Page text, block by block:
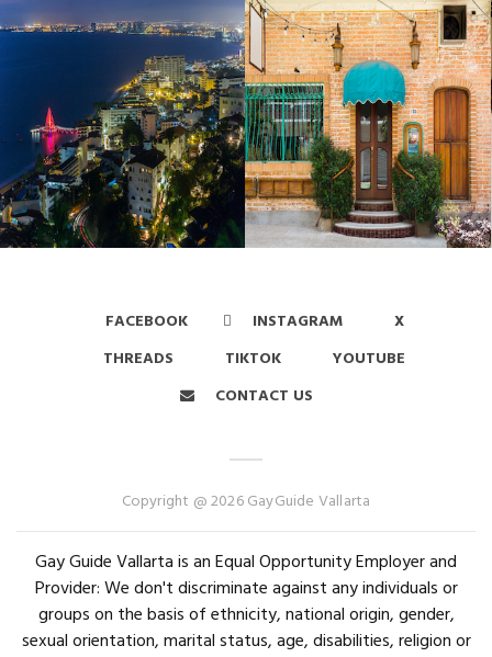
FACEBOOK INSTAGRAM
X
THREADS
TIKTOK
YOUTUBE
CONTACT US
Copyright @ 2026 GayGuide Vallarta
Gay Guide Vallarta is an Equal Opportunity Employer and
Provider: We don't discriminate against any individuals or
groups on the basis of ethnicity, national origin, gender,
sexual orientation, marital status, age, disabilities, religion or